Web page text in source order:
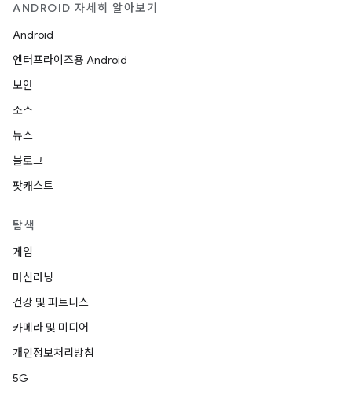
ANDROID 자세히 알아보기
Android
엔터프라이즈용 Android
보안
소스
뉴스
블로그
팟캐스트
탐색
게임
머신러닝
건강 및 피트니스
카메라 및 미디어
개인정보처리방침
5G